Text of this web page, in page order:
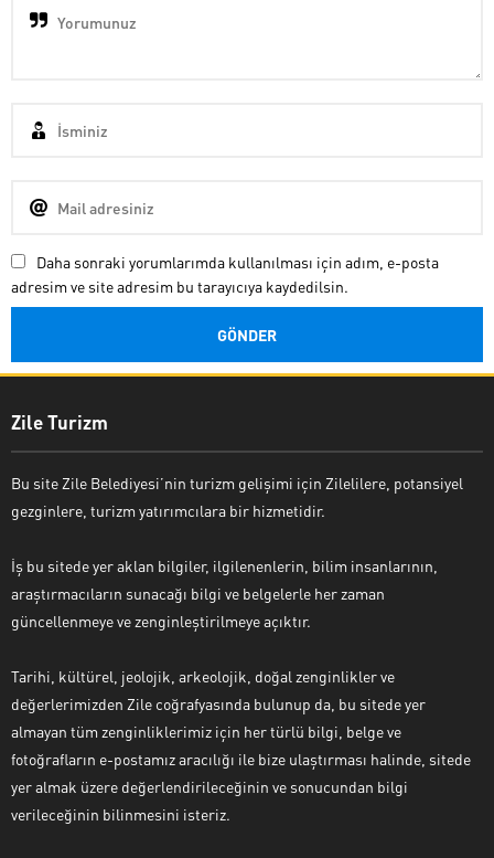
Daha sonraki yorumlarımda kullanılması için adım, e-posta
adresim ve site adresim bu tarayıcıya kaydedilsin.
Zile Turizm
Bu site Zile Belediyesi’nin turizm gelişimi için Zilelilere, potansiyel
gezginlere, turizm yatırımcılara bir hizmetidir.
İş bu sitede yer aklan bilgiler, ilgilenenlerin, bilim insanlarının,
araştırmacıların sunacağı bilgi ve belgelerle her zaman
güncellenmeye ve zenginleştirilmeye açıktır.
Tarihi, kültürel, jeolojik, arkeolojik, doğal zenginlikler ve
değerlerimizden Zile coğrafyasında bulunup da, bu sitede yer
almayan tüm zenginliklerimiz için her türlü bilgi, belge ve
fotoğrafların e-postamız aracılığı ile bize ulaştırması halinde, sitede
yer almak üzere değerlendirileceğinin ve sonucundan bilgi
verileceğinin bilinmesini isteriz.